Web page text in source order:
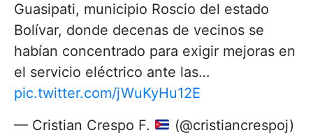
Guasipati, municipio Roscio del estado
Bolívar, donde decenas de vecinos se
habían concentrado para exigir mejoras en
el servicio eléctrico ante las…
pic.twitter.com/jWuKyHu12E
— Cristian Crespo F.
(@cristiancrespoj)